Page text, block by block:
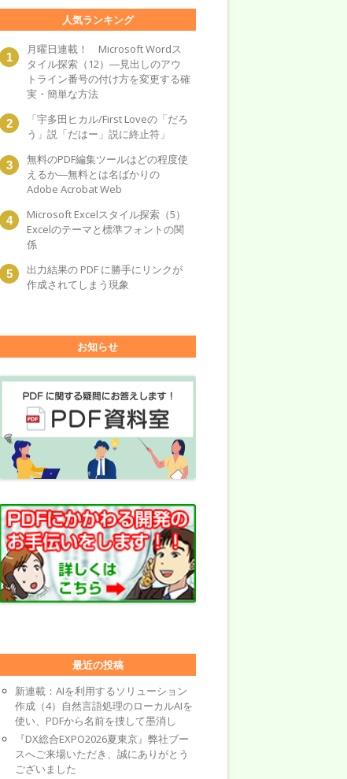
人気ランキング
月曜日連載！ Microsoft Wordス
タイル探索（12）―見出しのアウ
トライン番号の付け方を変更する確
実・簡単な方法
「宇多田ヒカル/First Loveの「だろ
う」説「だはー」説に終止符」
無料のPDF編集ツールはどの程度使
えるか―無料とは名ばかりの
Adobe Acrobat Web
Microsoft Excelスタイル探索（5）
Excelのテーマと標準フォントの関
係
出力結果の PDF に勝手にリンクが
作成されてしまう現象
お知らせ
最近の投稿
新連載：AIを利用するソリューション
作成（4）自然言語処理のローカルAIを
使い、PDFから名前を捜して墨消し
『DX総合EXPO2026夏東京』弊社ブー
スへご来場いただき、誠にありがとう
ございました